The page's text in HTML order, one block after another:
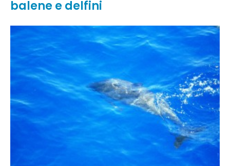
balene e delfini